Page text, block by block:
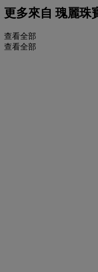
更多來自 瑰麗珠
查看全部
查看全部